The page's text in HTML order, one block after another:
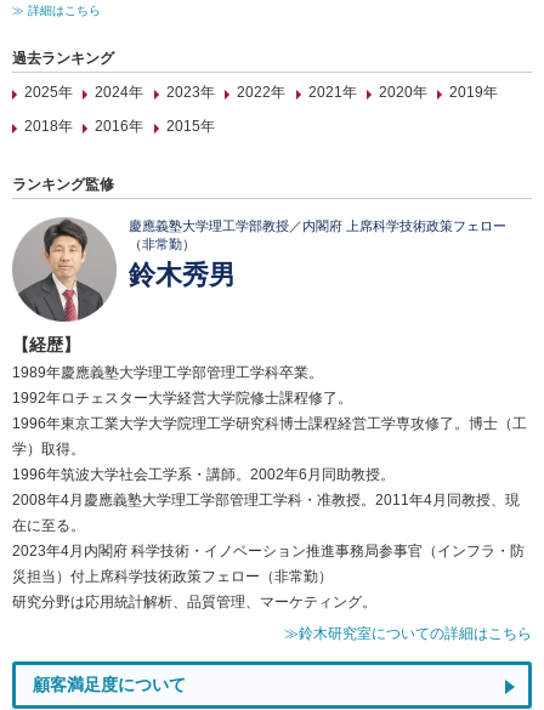
≫ 詳細はこちら
過去ランキング
2025年
2024年 2023年 2022年 2021年 2020年
2019年
2018年
2016年 2015年
ランキング監修
慶應義塾大学理工学部教授／内閣府 上席科学技術政策フェロー
（非常勤）
鈴木秀男
【経歴】
1989年慶應義塾大学理工学部管理工学科卒業。
1992年ロチェスター大学経営大学院修士課程修了。
1996年東京工業大学大学院理工学研究科博士課程経営工学専攻修了。博士（工
学）取得。
1996年筑波大学社会工学系・講師。2002年6月同助教授。
2008年4月慶應義塾大学理工学部管理工学科・准教授。2011年4月同教授、現
在に至る。
2023年4月内閣府 科学技術・イノベーション推進事務局参事官（インフラ・防
災担当）付上席科学技術政策フェロー（非常勤）
研究分野は応用統計解析、品質管理、マーケティング。
≫鈴木研究室についての詳細はこちら
顧客満足度について